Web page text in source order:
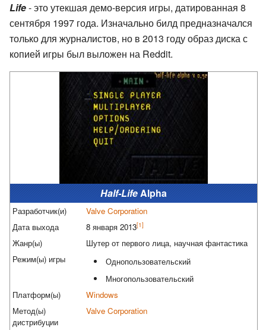
Half-LifeAlpha
Разработчик(и)
Valve Corporation
Дата выхода
8 января 2013[1]
Жанр(ы)
Шутер от первого лица, научная фантастика
Режим(ы) игры
Однопользовательский
Многопользовательский
Платформ(ы)
Windows
Метод(ы)
дистрибуции
Valve Corporation
Life- это утекшая демо-версия игры, датированная 8
сентября 1997 года. Изначально билд предназначался
только для журналистов, но в 2013 году образ диска с
копией игры был выложен на Reddit.